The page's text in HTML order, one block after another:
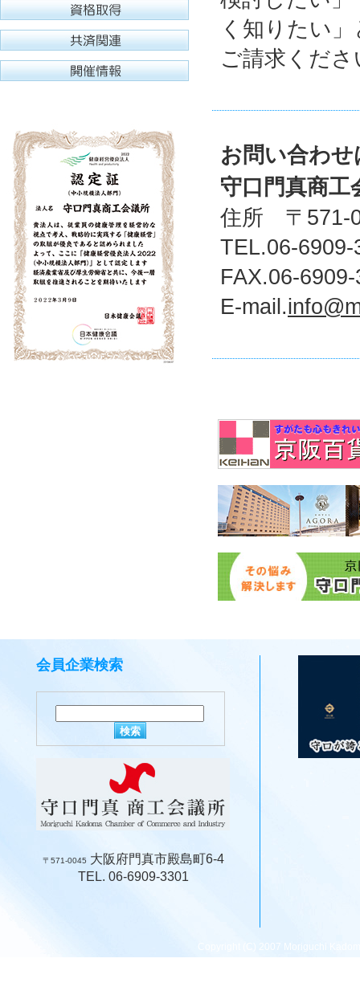
く知りたい
ご請求くださ
お問い合わ
守口門真商工
住所 〒571-
TEL.06-6909-
FAX.06-
E-mail.
会員企業検索
〒571-0045 大阪府門真市殿島町6-4
TEL. 06-6909-3301
Copyright (C) 2007 Moriguchi